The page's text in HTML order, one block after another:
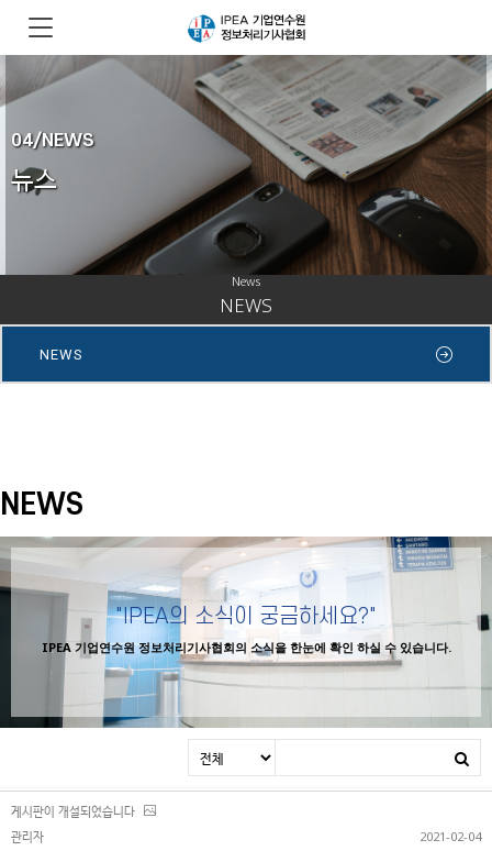
04/NEWS
뉴스
News
NEWS
NEWS
NEWS
"IPEA의 소식이 궁금하세요?"
IPEA 기업연수원 정보처리기사협회의 소식을 한눈에 확인 하실 수 있습니다.
게시판이 개설되었습니다
관리자
2021-02-04